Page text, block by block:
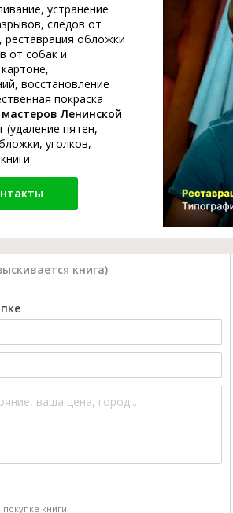
устранение
следов от
реставрация обложки
от собак и
восстановление
покраска
Ленинской
пятен,
уголков,
книга)
книги.